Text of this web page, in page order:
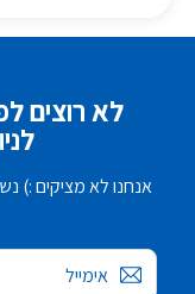
לא רוצים
אנחנו לא מציקים :)
אימייל